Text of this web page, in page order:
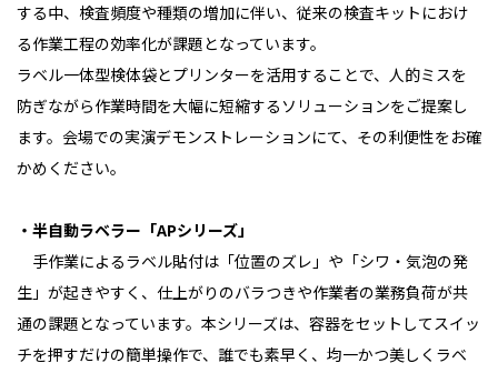
する中、検査頻度や種類の増加に伴い、従来の検査キットにおけ
る作業工程の効率化が課題となっています。
ラベル一体型検体袋とプリンターを活用することで、人的ミスを
防ぎながら作業時間を大幅に短縮するソリューションをご提案し
ます。会場での実演デモンストレーションにて、その利便性をお確
かめください。
・半自動ラベラー「APシリーズ」
手作業によるラベル貼付は「位置のズレ」や「シワ・気泡の発
生」が起きやすく、仕上がりのバラつきや作業者の業務負荷が共
通の課題となっています。本シリーズは、容器をセットしてスイッ
チを押すだけの簡単操作で、誰でも素早く、均一かつ美しくラベ